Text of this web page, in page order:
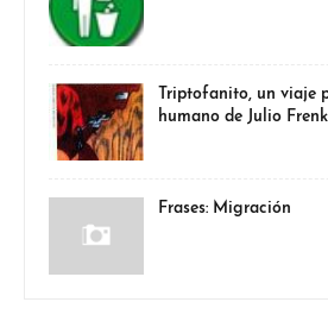
Triptofanito, un viaje
humano de Julio Frenk
Frases: Migración